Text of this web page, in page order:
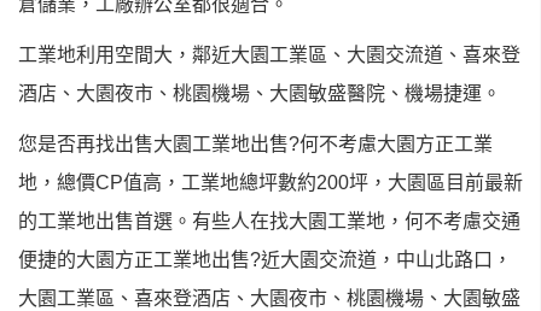
倉儲業，工廠辦公室都很適合。
工業地利用空間大，鄰近大園工業區、大園交流道、喜來登
酒店、大園夜市、桃園機場、大園敏盛醫院、機場捷運。
您是否再找出售大園工業地出售?何不考慮大園方正工業
地，總價CP值高，工業地總坪數約200坪，大園區目前最新
的工業地出售首選。有些人在找大園工業地，何不考慮交通
便捷的大園方正工業地出售?近大園交流道，中山北路口，
大園工業區、喜來登酒店、大園夜市、桃園機場、大園敏盛